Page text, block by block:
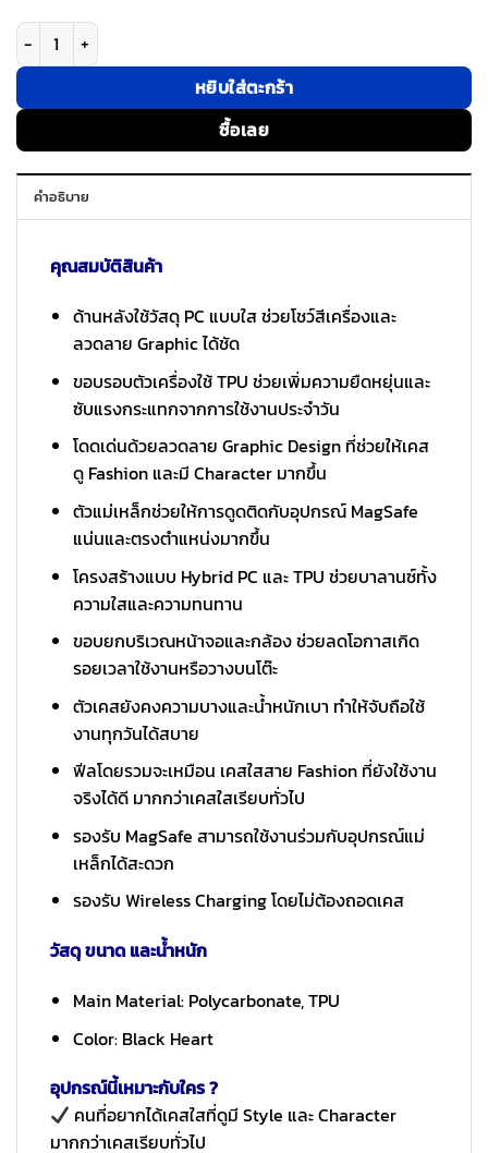
จำนวน Simply Roar รุ่น Super Magnetic Case - เคส iPhone 17 Pro - สี
หยิบใส่ตะกร้า
ซื้อเลย
คำอธิบาย
คุณสมบัติสินค้า
ด้านหลังใช้วัสดุ PC แบบใส ช่วยโชว์สีเครื่องและ
ลวดลาย Graphic ได้ชัด
ขอบรอบตัวเครื่องใช้ TPU ช่วยเพิ่มความยืดหยุ่นและ
ซับแรงกระแทกจากการใช้งานประจำวัน
โดดเด่นด้วยลวดลาย Graphic Design ที่ช่วยให้เคส
ดู Fashion และมี Character มากขึ้น
ตัวแม่เหล็กช่วยให้การดูดติดกับอุปกรณ์ MagSafe
แน่นและตรงตำแหน่งมากขึ้น
โครงสร้างแบบ Hybrid PC และ TPU ช่วยบาลานซ์ทั้ง
ความใสและความทนทาน
ขอบยกบริเวณหน้าจอและกล้อง ช่วยลดโอกาสเกิด
รอยเวลาใช้งานหรือวางบนโต๊ะ
ตัวเคสยังคงความบางและน้ำหนักเบา ทำให้จับถือใช้
งานทุกวันได้สบาย
ฟีลโดยรวมจะเหมือน เคสใสสาย Fashion ที่ยังใช้งาน
จริงได้ดี มากกว่าเคสใสเรียบทั่วไป
รองรับ MagSafe สามารถใช้งานร่วมกับอุปกรณ์แม่
เหล็กได้สะดวก
รองรับ Wireless Charging โดยไม่ต้องถอดเคส
วัสดุ ขนาด และน้ำหนัก
Main Material: Polycarbonate, TPU
Color: Black Heart
อุปกรณ์นี้เหมาะกับใคร ?
คนที่อยากได้เคสใสที่ดูมี Style และ Character
มากกว่าเคสเรียบทั่วไป